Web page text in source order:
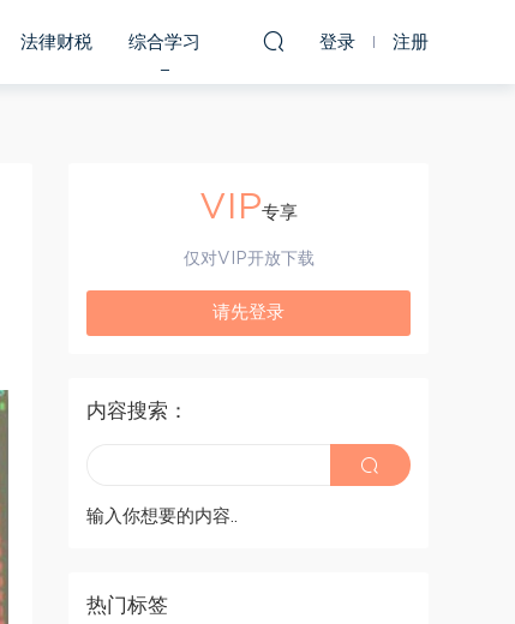
法律财税 综合学习 登录 注册
VIP专享
仅对VIP开放下载
请先登录
内容搜索：
输入你想要的内容..
热门标签